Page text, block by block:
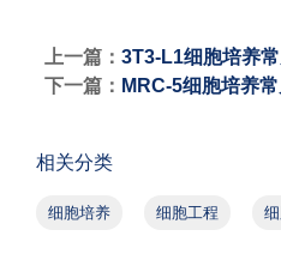
上一篇：3T3-L1细胞培养
下一篇： MRC-5细胞培养
相关分类
细胞培养 细胞工程